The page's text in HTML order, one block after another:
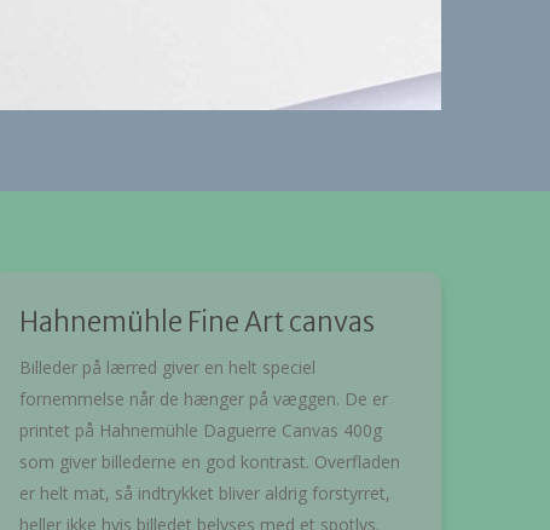
Hahnemühle Fine Art canvas
Billeder på lærred giver en helt speciel
fornemmelse når de hænger på væggen. De er
printet på Hahnemühle Daguerre Canvas 400g
som giver billederne en god kontrast. Overfladen
er helt mat, så indtrykket bliver aldrig forstyrret,
heller ikke hvis billedet belyses med et spotlys.